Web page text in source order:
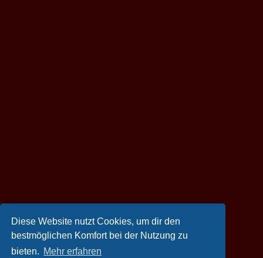
Diese Website nutzt Cookies, um dir den
bestmöglichen Komfort bei der Nutzung zu
bieten. Mehr erfahren